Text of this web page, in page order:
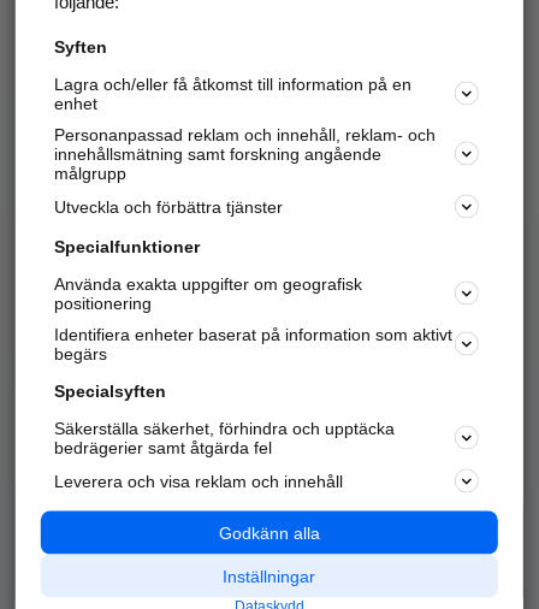
Hitta.se - Gratis nummerupplysning.
Sök företag, personer och platser.
Hitta telefonnummer, adresser, företagsinfo mm.
Marknadsför företaget
Kom igång och annonsera mot
samarbetspartners nära dig.
Alla kategorier
Populära sökningar
API & Kartor
Annonsera
Integritet
Nödnummer
Syften
Lagra och/eller få åtkomst till information på en
enhet
Personanpassad reklam och innehåll, reklam- och
innehållsmätning samt forskning angående
målgrupp
Utveckla och förbättra tjänster
Specialfunktioner
Använda exakta uppgifter om geografisk
positionering
Identifiera enheter baserat på information som aktivt
begärs
Specialsyften
Säkerställa säkerhet, förhindra och upptäcka
bedrägerier samt åtgärda fel
Leverera och visa reklam och innehåll
Godkänn alla
Inställningar
Dataskydd